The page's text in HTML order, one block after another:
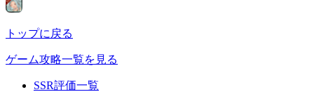
トップに戻る
ゲーム攻略一覧を見る
SSR評価一覧